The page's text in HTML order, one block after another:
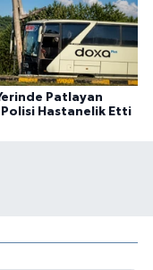
Patlayan
Polisi Hastanelik Etti